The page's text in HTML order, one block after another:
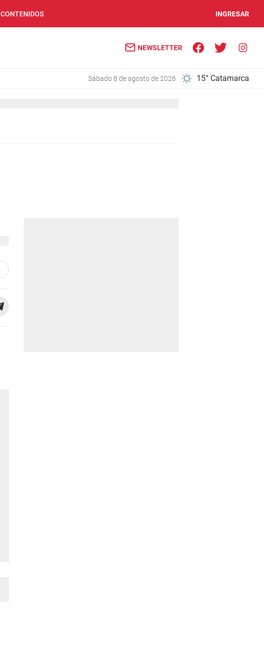
CONTENIDOS INGRESAR
NEWSLETTER
sábado 8 de agosto de 2026 15° Catamarca